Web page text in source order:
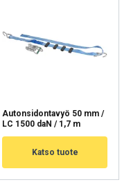
Autonsidontavyö 50 mm /
LC 1500 daN / 1,7 m
Katso tuote